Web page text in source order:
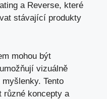
a Reverse, které
stávající produkty
mohou být
vizuálně
Tento
různé koncepty a